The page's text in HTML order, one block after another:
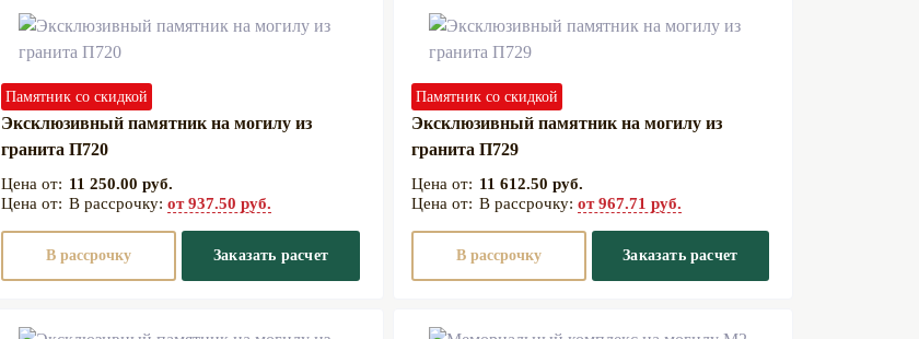
Памятник со скидкой
Эксклюзивный памятник на могилу из
гранита П720
11 250.00 руб.
В рассрочку:от 937.50 руб.
В рассрочку Заказать расчет
Памятник со скидкой
Эксклюзивный памятник на могилу из
гранита П729
11 612.50 руб.
В рассрочку: от 967.71 руб.
В рассрочку Заказать расчет